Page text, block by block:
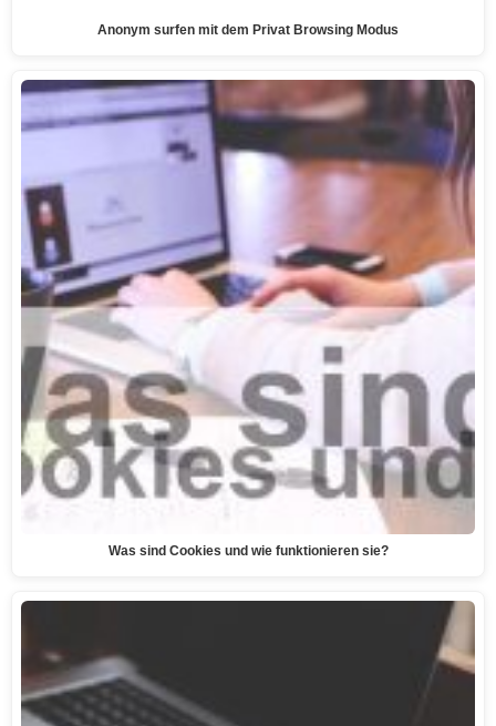
Anonym surfen mit dem Privat Browsing Modus
Was sind Cookies und wie funktionieren sie?